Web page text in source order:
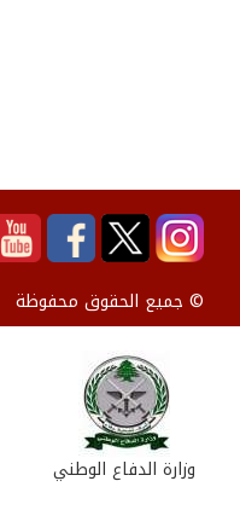
© جميع الحقوق محفوظة
وزارة الدفاع الوطني